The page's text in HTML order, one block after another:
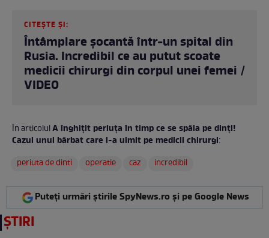
CITEȘTE ȘI:
Întâmplare șocantă într-un spital din
Rusia. Incredibil ce au putut scoate
medicii chirurgi din corpul unei femei /
VIDEO
În articolulA înghițit periuța în timp ce se spăla pe dinți!
Cazul unui bărbat care i-a uimit pe medicii chirurgi:
periuta de dinti
operatie caz incredibil
Puteți urmări știrile SpyNews.ro și pe Google News
ȘTIRI